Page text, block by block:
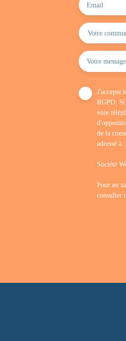
Email
Votre
Votre message
J'accepte
RGPD. Si
voie
de la
adressé à :
Société
Pour en
consulter